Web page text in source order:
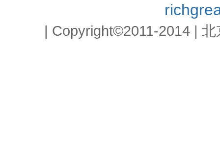
| Copyright©2011-2014 |